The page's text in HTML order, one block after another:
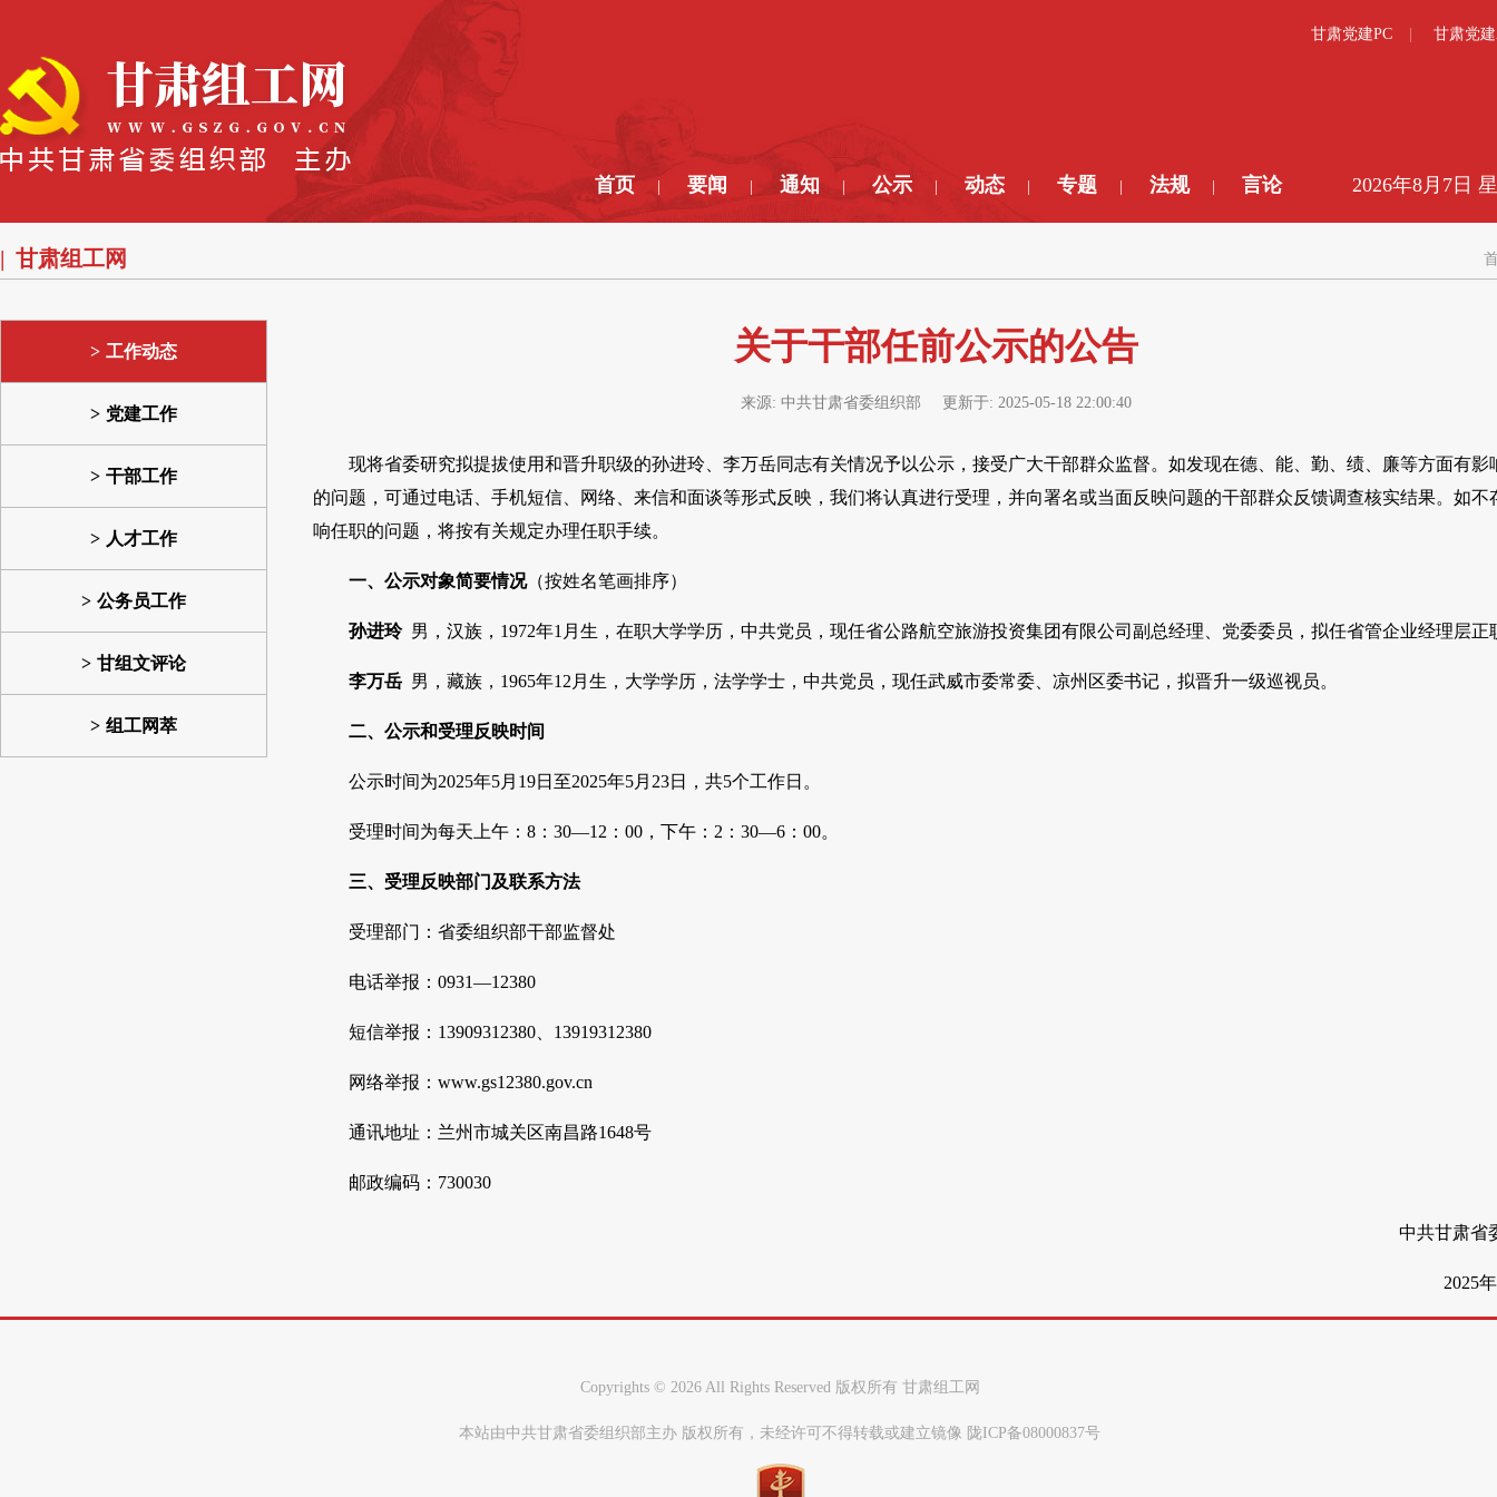
甘肃党建PC 甘肃党
首页 要闻 通知 公示 动态 专题 法规 言论 2026年8月7日
甘肃组工网
工作动态
党建工作
干部工作
人才工作
公务员工作
甘组文评论
组工网萃
关于干部任前公示的公告
来源: 中共甘肃省委组织部 更新于: 2025-05-18 22:00:40
现将省委研究拟提拔使用和晋升职级的孙进玲、李万岳同志有关情况予以公示，接受广大干部群众监督。如发现在德、能、勤、绩、廉等方面有影
的问题，可通过电话、手机短信、网络、来信和面谈等形式反映，我们将认真进行受理，并向署名或当面反映问题的干部群众反馈调查核实结果。如不
响任职的问题，将按有关规定办理任职手续。
一、公示对象简要情况（按姓名笔画排序）
孙进玲男，汉族，1972年1月生，在职大学学历，中共党员，现任省公路航空旅游投资集团有限公司副总经理、党委委员，拟任省管企业经理层正
李万岳 男，藏族，1965年12月生，大学学历，法学学士，中共党员，现任武威市委常委、凉州区委书记，拟晋升一级巡视员。
二、公示和受理反映时间
公示时间为2025年5月19日至2025年5月23日，共5个工作日。
受理时间为每天上午：8：30—12：00，下午：2：30—6：00。
三、受理反映部门及联系方法
受理部门：省委组织部干部监督处
电话举报：0931—12380
短信举报：13909312380、13919312380
网络举报：www.gs12380.gov.cn
通讯地址：兰州市城关区南昌路1648号
邮政编码：730030
中共甘肃省委
2025年5月
Copyrights © 2026 All Rights Reserved 版权所有 甘肃组工网
本站由中共甘肃省委组织部主办 版权所有，未经许可不得转载或建立镜像 陇ICP备08000837号